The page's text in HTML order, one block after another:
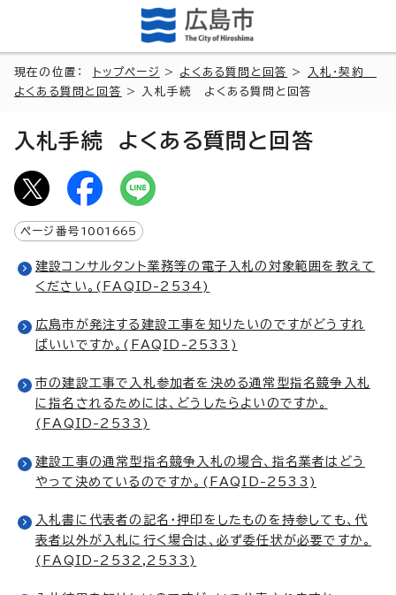
現在の位置： トップページ > よくある質問と回答 >
入札・契約
よくある質問と回答
> 入札手続 よくある質問と回答
入札手続 よくある質問と回答
ページ番号 1001665
建設コンサルタント業務等の電子入札の対象範囲を教えて
ください。(FAQID-2534)
広島市が発注する建設工事を知りたいのですがどうすれ
ばいいですか。(FAQID-2533)
市の建設工事で入札参加者を決める通常型指名競争入札
に指名されるためには、どうしたらよいのですか。
(FAQID-2533)
建設工事の通常型指名競争入札の場合、指名業者はどう
やって決めているのですか。(FAQID-2533)
入札書に代表者の記名・押印をしたものを持参しても、代
表者以外が入札に行く場合は、必ず委任状が必要ですか。
(FAQID-2532,2533)